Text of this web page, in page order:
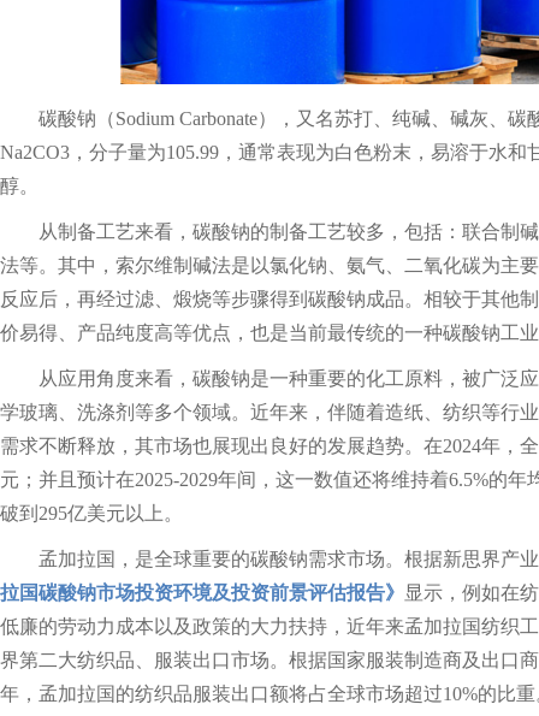
碳酸钠（Sodium Carbonate），又名苏打、纯碱、碱灰、
Na2CO3，分子量为105.99，通常表现为白色粉末，易溶于水
醇。
从制备工艺来看，碳酸钠的制备工艺较多，包括：联合制
法等。其中，索尔维制碱法是以氯化钠、氨气、二氧化碳为主
反应后，再经过滤、煅烧等步骤得到碳酸钠成品。相较于其他
价易得、产品纯度高等优点，也是当前最传统的一种碳酸钠工
从应用角度来看，碳酸钠是一种重要的化工原料，被广泛
学玻璃、洗涤剂等多个领域。近年来，伴随着造纸、纺织等行
需求不断释放，其市场也展现出良好的发展趋势。在2024年，
元；并且预计在2025-2029年间，这一数值还将维持着6.5%的
破到295亿美元以上。
孟加拉国，是全球重要的碳酸钠需求市场。根据新思界产
拉国碳酸钠市场投资环境及投资前景评估报告》 显示，例如在
低廉的劳动力成本以及政策的大力扶持，近年来孟加拉国纺织
界第二大纺织品、服装出口市场。根据国家服装制造商及出口
年，孟加拉国的纺织品服装出口额将占全球市场超过10%的比